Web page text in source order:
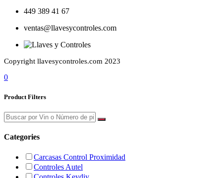
449 389 41 67
ventas@llavesycontroles.com
Copyright llavesycontroles.com 2023
0
Product Filters
Categories
Carcasas Control Proximidad
Controles Autel